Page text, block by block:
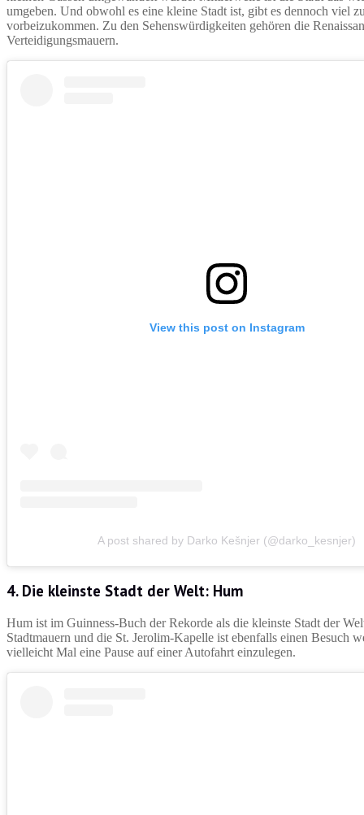
umgeben. Und obwohl es eine kleine Stadt ist, gibt es dennoch viel
vorbeizukommen. Zu den Sehenswürdigkeiten gehören die
Verteidigungsmauern.
View this post on Instagram
A post shared by Darko Kešnjer (@darko_kesnjer)
4. Die kleinste Stadt der Welt: Hum
Hum ist im Guinness-Buch der Rekorde als die kleinste Stadt der
Stadtmauern und die St. Jerolim-Kapelle ist ebenfalls einen Besuch
vielleicht Mal eine Pause auf einer Autofahrt einzulegen.